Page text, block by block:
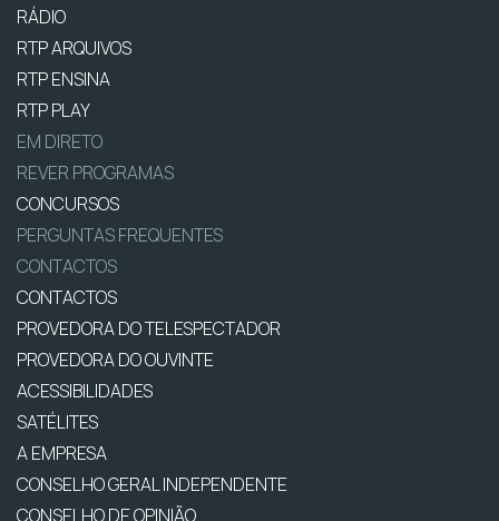
RÁDIO
RTP ARQUIVOS
RTP ENSINA
RTP PLAY
EM DIRETO
REVER PROGRAMAS
CONCURSOS
PERGUNTAS FREQUENTES
CONTACTOS
CONTACTOS
PROVEDORA DO TELESPECTADOR
PROVEDORA DO OUVINTE
ACESSIBILIDADES
SATÉLITES
A EMPRESA
CONSELHO GERAL INDEPENDENTE
CONSELHO DE OPINIÃO